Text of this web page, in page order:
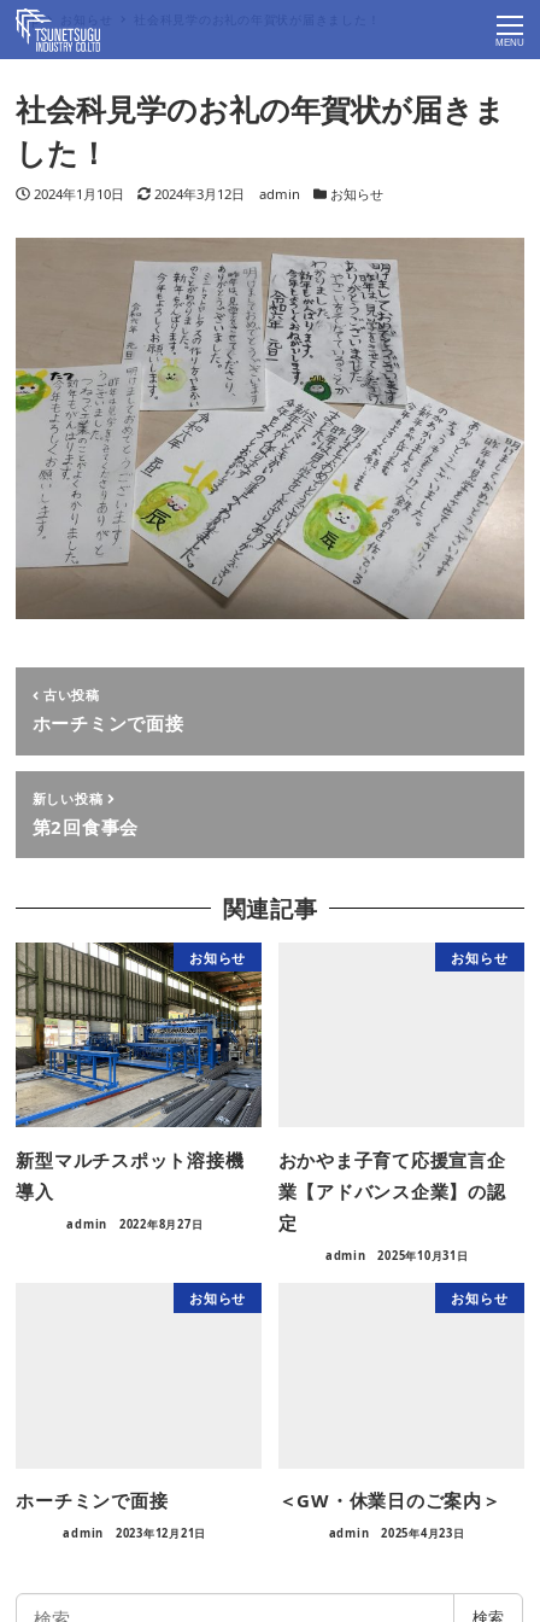
MENU
Top
社会科見学のお礼の年賀状が届きま
した！
投稿日
2024年1月10日 更新日
2024年3月12日 著者
admin カテゴリー
お知らせ
古い投稿
ホーチミンで面接
新しい投稿
第2回食事会
関連記事
お知らせ
新型マルチスポット溶接機
導入
admin 2022年8月27日
お知らせ
おかやま子育て応援宣言企
業【アドバンス企業】の認
定
admin 2025年10月31日
お知らせ
ホーチミンで面接
admin 2023年12月21日
お知らせ
＜GW・休業日のご案内＞
admin 2025年4月23日
検索